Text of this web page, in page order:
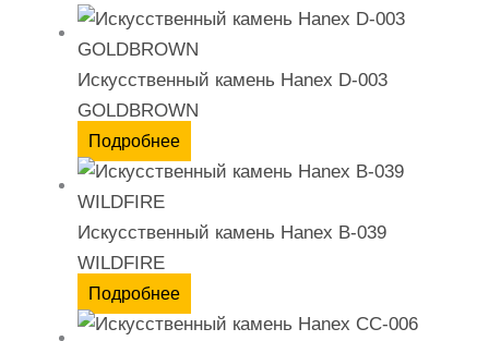
Искусственный камень Hanex D-003
GOLDBROWN
Подробнее
Искусственный камень Hanex B-039
WILDFIRE
Подробнее